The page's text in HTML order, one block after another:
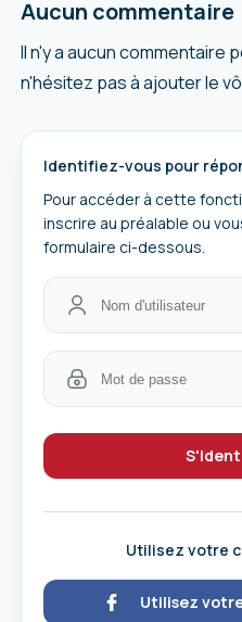
Aucun commentaire
Il n'y a aucun commentaire
n'hésitez pas à ajouter le
Identifiez-vous pour
Pour accéder à cette
inscrire au préalable ou
formulaire ci-dessous.
Utilisez votre
Utilisez